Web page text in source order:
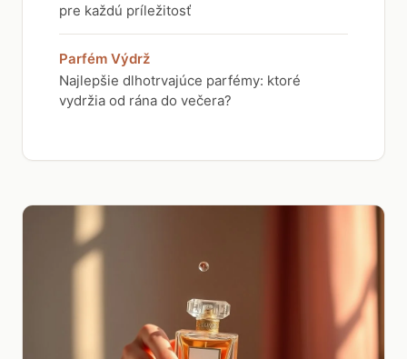
pre každú príležitosť
Parfém Výdrž
Najlepšie dlhotrvajúce parfémy: ktoré
vydržia od rána do večera?